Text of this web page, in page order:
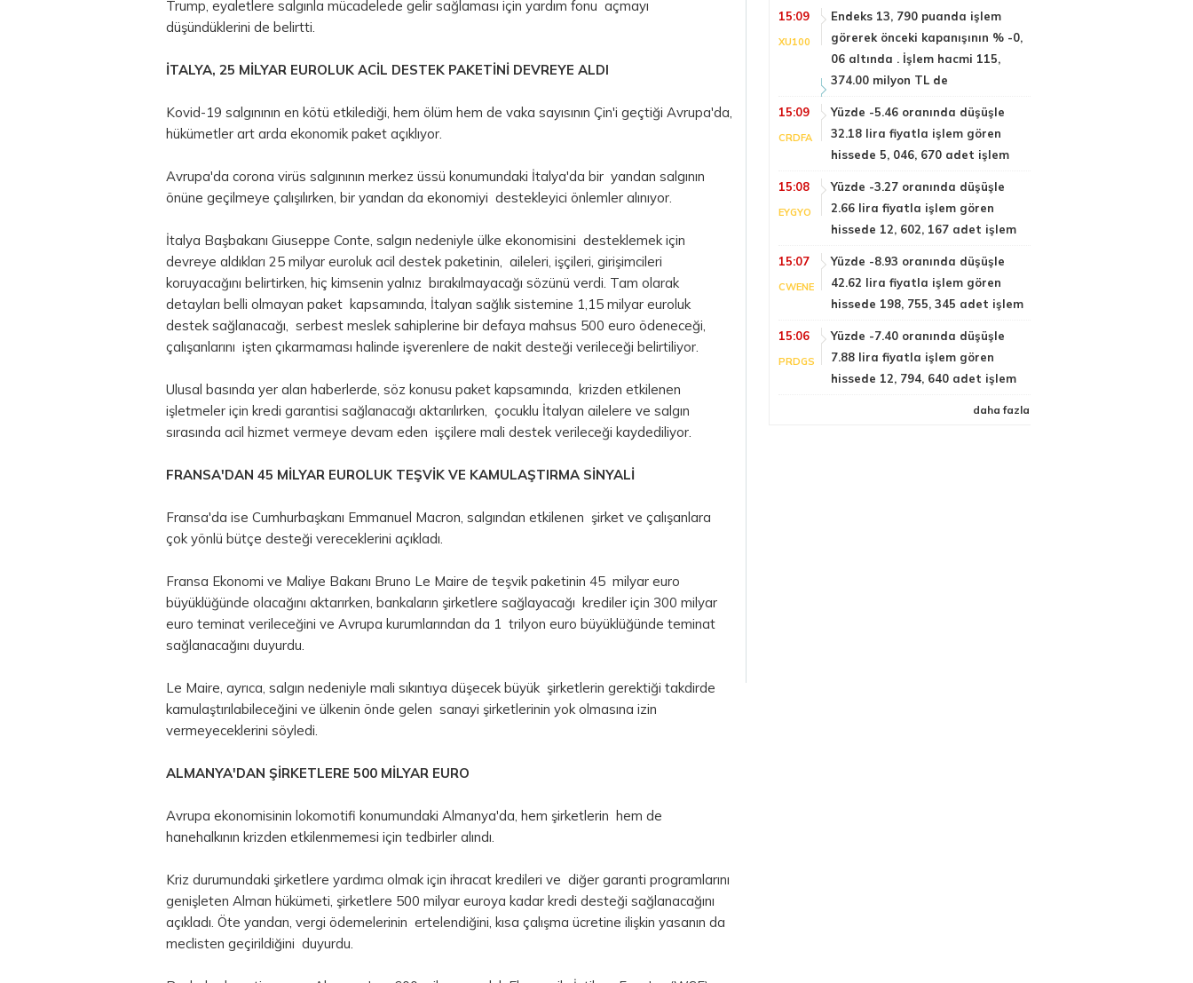
Trump, eyaletlere salgınla mücadelede gelir sağlaması için yardım fonu açmayı
düşündüklerini de belirtti.
İTALYA, 25 MİLYAR EUROLUK ACİL DESTEK PAKETİNİ DEVREYE ALDI
Kovid-19 salgınının en kötü etkilediği, hem ölüm hem de vaka sayısının Çin'i geçtiği Avrupa'da,
hükümetler art arda ekonomik paket açıklıyor.
Avrupa'da corona virüs salgınının merkez üssü konumundaki İtalya'da bir yandan salgının
önüne geçilmeye çalışılırken, bir yandan da ekonomiyi destekleyici önlemler alınıyor.
İtalya Başbakanı Giuseppe Conte, salgın nedeniyle ülke ekonomisini desteklemek için
devreye aldıkları 25 milyar euroluk acil destek paketinin, aileleri, işçileri, girişimcileri
koruyacağını belirtirken, hiç kimsenin yalnız bırakılmayacağı sözünü verdi. Tam olarak
detayları belli olmayan paket kapsamında, İtalyan sağlık sistemine 1,15 milyar euroluk
destek sağlanacağı, serbest meslek sahiplerine bir defaya mahsus 500 euro ödeneceği,
çalışanlarını işten çıkarmaması halinde işverenlere de nakit desteği verileceği belirtiliyor.
Ulusal basında yer alan haberlerde, söz konusu paket kapsamında, krizden etkilenen
işletmeler için kredi garantisi sağlanacağı aktarılırken, çocuklu İtalyan ailelere ve salgın
sırasında acil hizmet vermeye devam eden işçilere mali destek verileceği kaydediliyor.
FRANSA'DAN 45 MİLYAR EUROLUK TEŞVİK VE KAMULAŞTIRMA SİNYALİ
Fransa'da ise Cumhurbaşkanı Emmanuel Macron, salgından etkilenen şirket ve çalışanlara
çok yönlü bütçe desteği vereceklerini açıkladı.
Fransa Ekonomi ve Maliye Bakanı Bruno Le Maire de teşvik paketinin 45 milyar euro
büyüklüğünde olacağını aktarırken, bankaların şirketlere sağlayacağı krediler için 300 milyar
euro teminat verileceğini ve Avrupa kurumlarından da 1 trilyon euro büyüklüğünde teminat
sağlanacağını duyurdu.
Le Maire, ayrıca, salgın nedeniyle mali sıkıntıya düşecek büyük şirketlerin gerektiği takdirde
kamulaştırılabileceğini ve ülkenin önde gelen sanayi şirketlerinin yok olmasına izin
vermeyeceklerini söyledi.
ALMANYA'DAN ŞİRKETLERE 500 MİLYAR EURO
Avrupa ekonomisinin lokomotifi konumundaki Almanya'da, hem şirketlerin hem de
hanehalkının krizden etkilenmemesi için tedbirler alındı.
Kriz durumundaki şirketlere yardımcı olmak için ihracat kredileri ve diğer garanti programlarını
genişleten Alman hükümeti, şirketlere 500 milyar euroya kadar kredi desteği sağlanacağını
açıkladı. Öte yandan, vergi ödemelerinin ertelendiğini, kısa çalışma ücretine ilişkin yasanın da
meclisten geçirildiğini duyurdu.
15:09
XU100
Endeks 13, 790 puanda işlem
görerek önceki kapanışının % -0,
06 altında . İşlem hacmi 115,
374.00 milyon TL de
15:09
CRDFA
Yüzde -5.46 oranında düşüşle
32.18 lira fiyatla işlem gören
hissede 5, 046, 670 adet işlem
15:08
EYGYO
Yüzde -3.27 oranında düşüşle
2.66 lira fiyatla işlem gören
hissede 12, 602, 167 adet işlem
15:07
CWENE
Yüzde -8.93 oranında düşüşle
42.62 lira fiyatla işlem gören
hissede 198, 755, 345 adet işlem
15:06
PRDGS
Yüzde -7.40 oranında düşüşle
7.88 lira fiyatla işlem gören
hissede 12, 794, 640 adet işlem
daha fazla